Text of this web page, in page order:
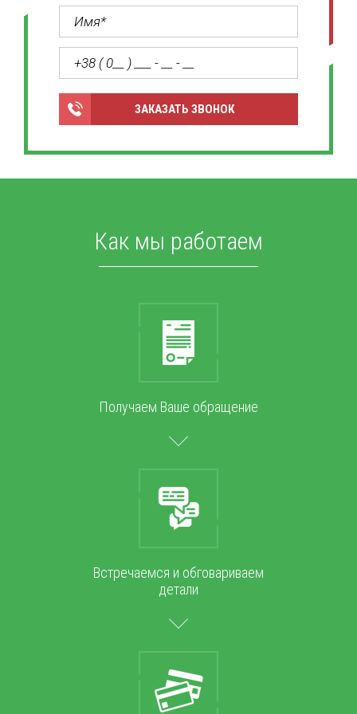
ЗАКАЗАТЬ ЗВОНОК
Как мы работаем
Получаем Ваше обращение
Встречаемся и обговариваем
детали